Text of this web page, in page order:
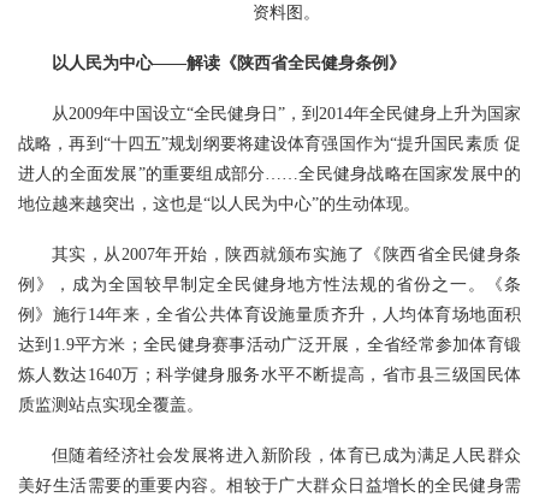
资料图。
以人民为中心——解读《陕西省全民健身条例》
从2009年中国设立“全民健身日”，到2014年全民健身上升为国家
战略，再到“十四五”规划纲要将建设体育强国作为“提升国民素质 促
进人的全面发展”的重要组成部分……全民健身战略在国家发展中的
地位越来越突出，这也是“以人民为中心”的生动体现。
其实，从2007年开始，陕西就颁布实施了《陕西省全民健身条
例》，成为全国较早制定全民健身地方性法规的省份之一。《条
例》施行14年来，全省公共体育设施量质齐升，人均体育场地面积
达到1.9平方米；全民健身赛事活动广泛开展，全省经常参加体育锻
炼人数达1640万；科学健身服务水平不断提高，省市县三级国民体
质监测站点实现全覆盖。
但随着经济社会发展将进入新阶段，体育已成为满足人民群众
美好生活需要的重要内容。相较于广大群众日益增长的全民健身需